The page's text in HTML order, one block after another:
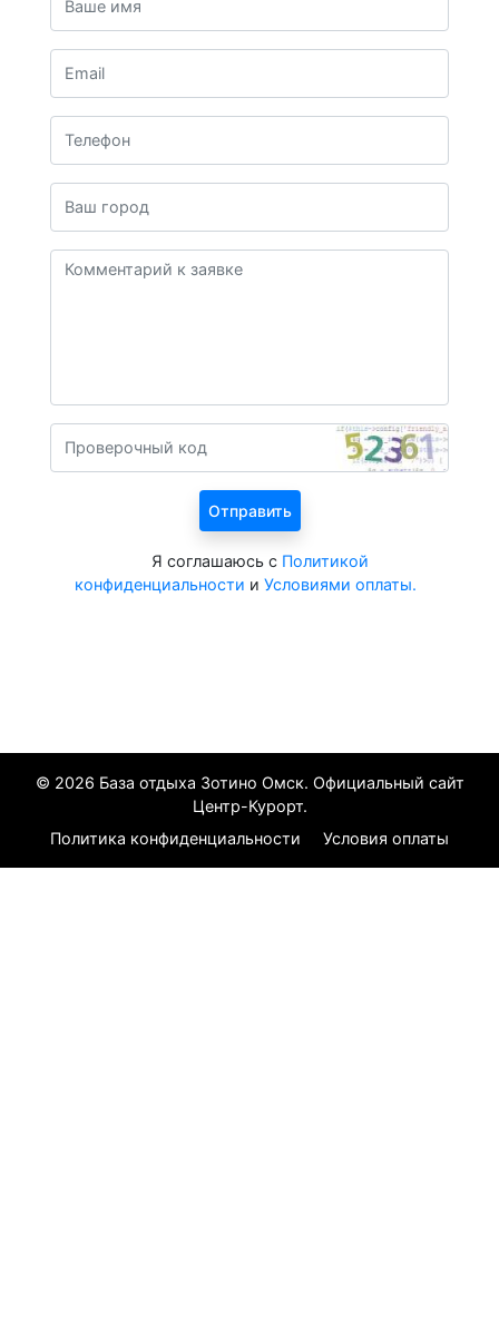
Я соглашаюсь с Политикой
конфиденциальности и Условиями оплаты.
© 2026 База отдыха Зотино Омск. Официальный сайт
Центр-Курорт.
Политика конфиденциальности
Условия оплаты